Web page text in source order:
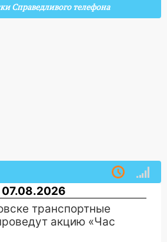
Справедливого телефона
07.08.2026
транспортные
акцию «Час